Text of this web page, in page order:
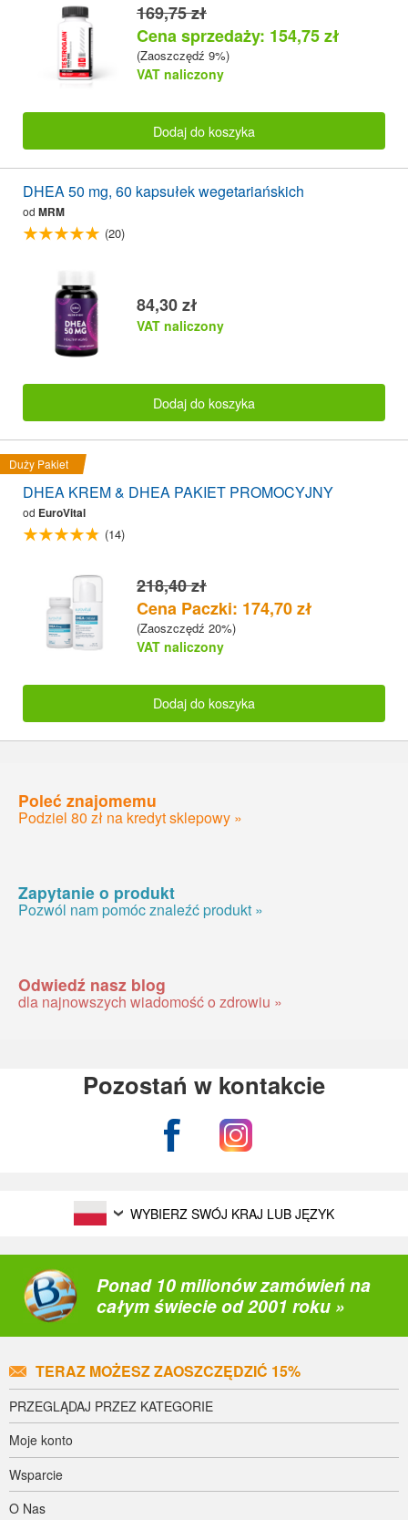
169,75 zł
Cena sprzedaży: 154,75 zł
(Zaoszczędź 9%)
VAT naliczony
Dodaj do koszyka
DHEA 50 mg, 60 kapsułek wegetariańskich
od MRM
(20)
84,30 zł
VAT naliczony
Dodaj do koszyka
Duży Pakiet
DHEA KREM & DHEA PAKIET PROMOCYJNY
od EuroVital
(14)
218,40 zł
Cena Paczki: 174,70 zł
(Zaoszczędź 20%)
VAT naliczony
Dodaj do koszyka
Poleć znajomemu
Podziel 80 zł na kredyt sklepowy »
Zapytanie o produkt
Pozwól nam pomóc znaleźć produkt »
Odwiedź nasz blog
dla najnowszych wiadomość o zdrowiu »
Pozostań w kontakcie
WYBIERZ SWÓJ KRAJ LUB JĘZYK
Ponad 10 milionów zamówień na
całym świecie od 2001 roku »
TERAZ MOŻESZ ZAOSZCZĘDZIĆ 15%
PRZEGLĄDAJ PRZEZ KATEGORIE
Moje konto
Wsparcie
O Nas